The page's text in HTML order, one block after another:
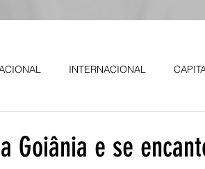
INTERNACIONAL
Goiânia e se